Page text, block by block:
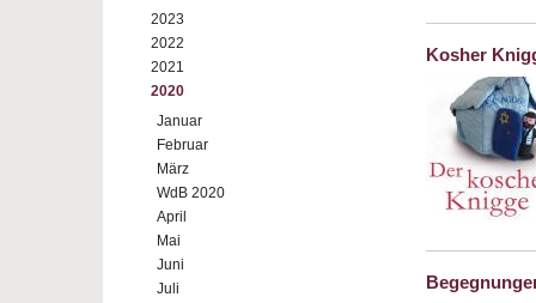
2023
2022
2021
2020
Januar
Februar
März
WdB 2020
April
Mai
Juni
Juli
Kosher